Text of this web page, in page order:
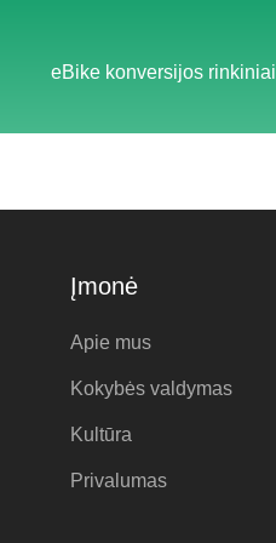
eBike konversijos rinkiniai
Įmonė
Apie mus
Kokybės valdymas
Kultūra
Privalumas